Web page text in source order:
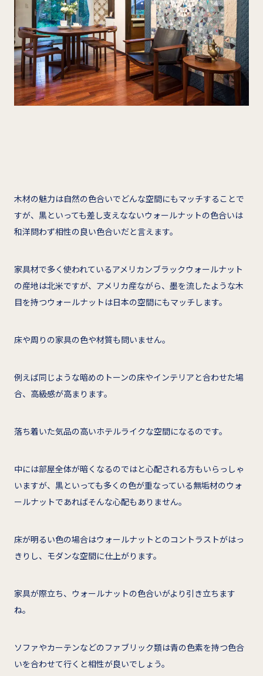
木材の魅力は自然の色合いでどんな空間にもマッチすることで
すが、黒といっても差し支えなないウォールナットの色合いは
和洋問わず相性の良い色合いだと言えます。
家具材で多く使われているアメリカンブラックウォールナット
の産地は北米ですが、アメリカ産ながら、墨を流したような木
目を持つウォールナットは日本の空間にもマッチします。
床や周りの家具の色や材質も問いません。
例えば同じような暗めのトーンの床やインテリアと合わせた場
合、高級感が高まります。
落ち着いた気品の高いホテルライクな空間になるのです。
中には部屋全体が暗くなるのではと心配される方もいらっしゃ
いますが、黒といっても多くの色が重なっている無垢材のウォ
ールナットであればそんな心配もありません。
床が明るい色の場合はウォールナットとのコントラストがはっ
きりし、モダンな空間に仕上がります。
家具が際立ち、ウォールナットの色合いがより引き立ちます
ね。
ソファやカーテンなどのファブリック類は青の色素を持つ色合
いを合わせて行くと相性が良いでしょう。